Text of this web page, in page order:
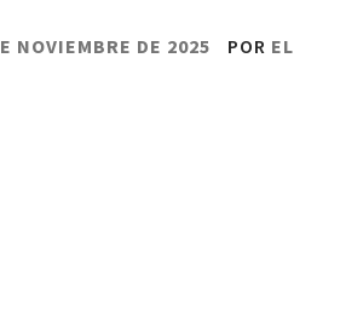
NOVIEMBRE DE 2025 POR EL